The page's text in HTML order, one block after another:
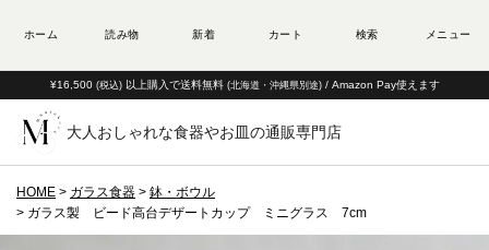
¥16,500 (税込) 以上購入で送料無料 (北海道・沖縄県別途) / Amazon Pay使えます
大人おしゃれな食器やお皿の通販専門店
HOME ガラス食器
鉢・ボウル
ガラス製 ビード高台デザートカップ ミニグラス 7cm